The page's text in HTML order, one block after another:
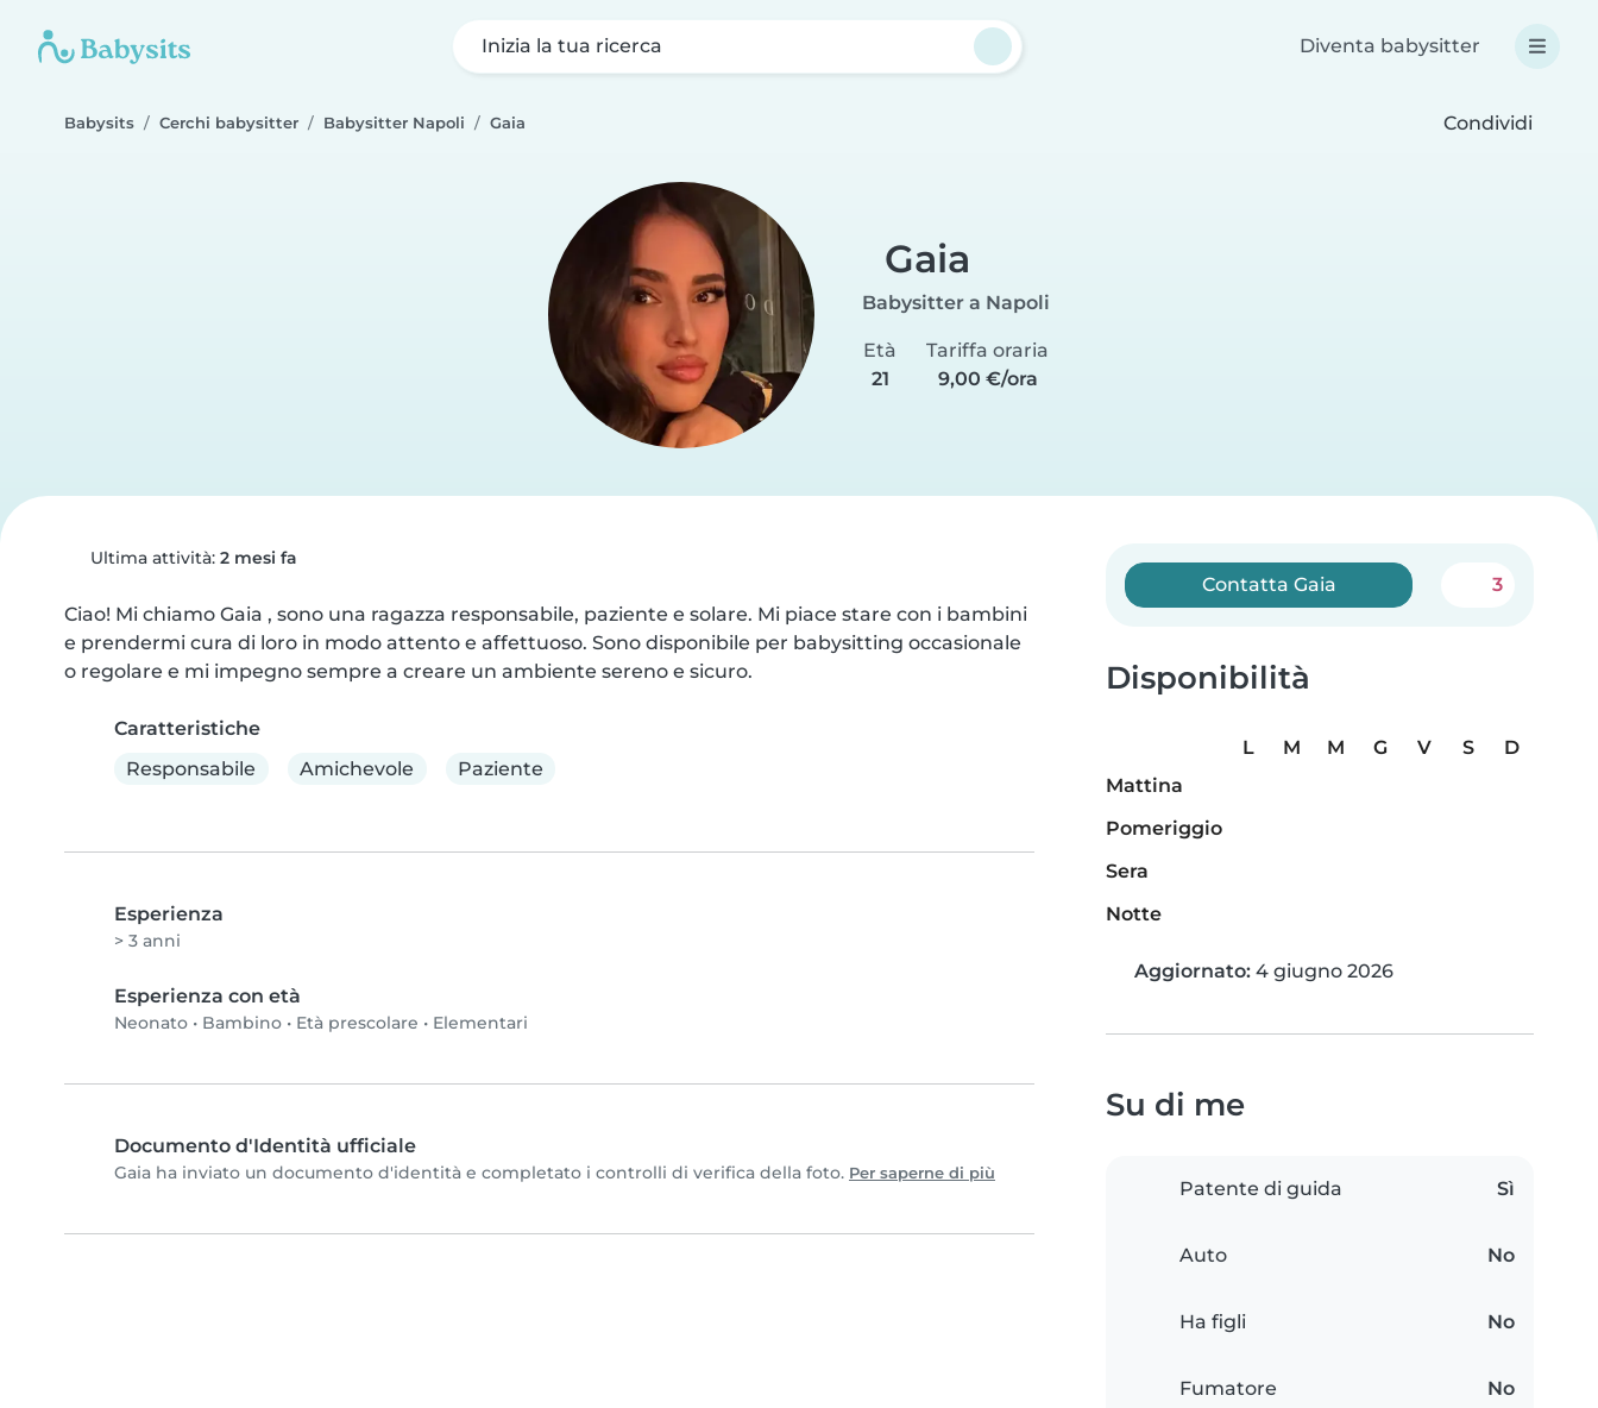
Inizia la tua ricerca Diventa babysitter
Babysits Cerchi babysitter Babysitter Napoli Gaia Condividi
Gaia
Babysitter a Napoli
Età
21
Tariffa oraria
9,00 €/ora
Ultima attività: 2 mesi fa
Ciao! Mi chiamo Gaia , sono una ragazza responsabile, paziente e solare. Mi piace stare con i bambini
e prendermi cura di loro in modo attento e affettuoso. Sono disponibile per babysitting occasionale
o regolare e mi impegno sempre a creare un ambiente sereno e sicuro.
Caratteristiche
Responsabile
Amichevole Paziente
Esperienza
> 3 anni
Esperienza con età
Neonato • Bambino • Età prescolare • Elementari
Documento d'Identità ufficiale
Gaia ha inviato un documento d'identità e completato i controlli di verifica della foto. Per saperne di più
Contatta Gaia 3
Disponibilità
L M M G V S
D
Mattina
Pomeriggio
Sera
Notte
Aggiornato: 4 giugno 2026
Su di me
Patente di guida Sì
Auto No
Ha figli No
Fumatore No